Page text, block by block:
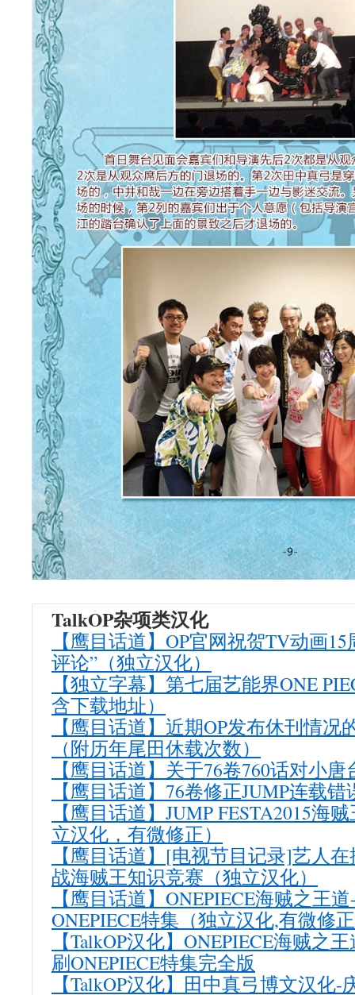
TalkOP杂项类汉化
【鹰目话道】OP官网祝贺TV动画
评论”（独立汉化）
【独立字幕】第七届艺能界ONE
含下载地址）
【鹰目话道】近期OP发布休刊情况
（附历年尾田休载次数）
【鹰目话道】关于76卷760话对小
【鹰目话道】76卷修正JUMP连载错
【鹰目话道】JUMP FESTA2015海
立汉化，有微修正）
【鹰目话道】[电视节目记录]艺人
战海贼王知识竞赛（独立汉化）
【鹰目话道】ONEPIECE海贼之王
ONEPIECE特集（独立汉化,有微修
【TalkOP汉化】ONEPIECE海贼之
刷ONEPIECE特集完全版
【TalkOP汉化】田中真弓博文汉化